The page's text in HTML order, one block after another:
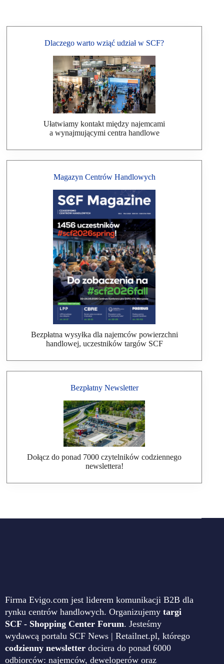
Dlaczego warto wziąć udział w SCF?
Ułatwiamy kontakt między najemcami
a wynajmującymi centra handlowe
Magazyn Centrów Handlowych
Bezpłatna wysyłka dla najemców powierzchni
handlowej, uczestników targów SCF
Bezpłatny Newsletter
Dołącz do ponad 7000 czytelników codziennego
newslettera!
Firma Evigo.com jest liderem komunikacji B2B dla
rynku centrów handlowych. Organizujemy targi
SCF - Shopping Center Forum. Jesteśmy
wydawcą portalu SCF News | Retailnet.pl, którego
codzienny newsletter dociera do ponad 6000
odbiorców: najemców, deweloperów oraz